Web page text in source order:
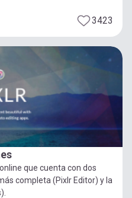
3423
que cuenta con dos
completa (Pixlr Editor) y la